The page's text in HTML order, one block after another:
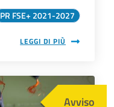
PR FSE+ 2021-2027
LEGGI DI PIÙ
Avviso